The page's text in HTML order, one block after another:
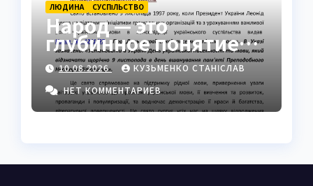
ЛЮДИНА СУCПІЛЬСТВО
Народ — это
глубинное понятие
общности,
идентичности и силы
10.08.2026
КУЗЬМЕНКО СТАНІСЛАВ
НЕТ КОММЕНТАРИЕВ